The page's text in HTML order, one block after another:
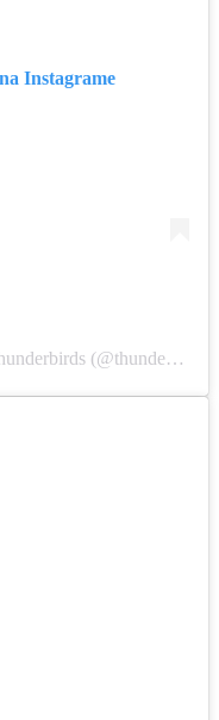
Instagrame
Príspevok, ktorý zdieľa Springfield Thunderbirds (@thunderbirdsahl)